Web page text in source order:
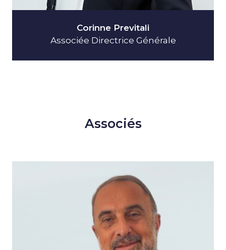
Corinne Previtali
Associée Directrice Générale
Associés